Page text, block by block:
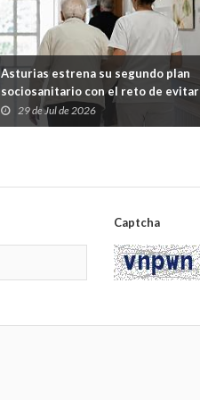
Asturias estrena su segundo plan
sociosanitario con el reto de evitar
que los pacientes queden
atrapados entre Salud y Servicios
29 de Jul de 2026
Captcha